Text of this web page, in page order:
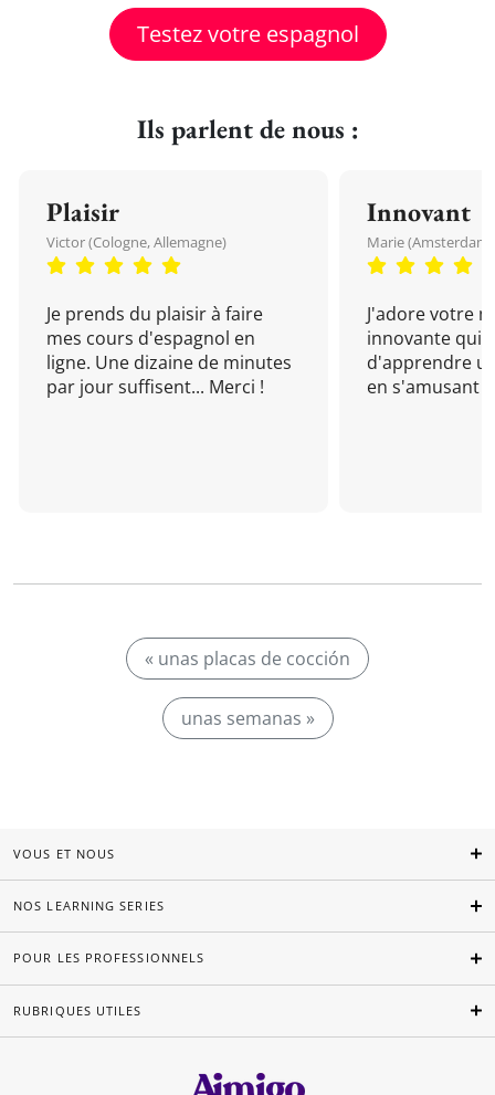
Testez votre espagnol
Ils parlent de nous :
Plaisir
Victor (Cologne, Allemagne)
Je prends du plaisir à faire
mes cours d'espagnol en
ligne. Une dizaine de minutes
par jour suffisent... Merci !
Innovant
Marie (Amsterdam,
J'adore votre
innovante qui
d'apprendre
en s'amusant !
« unas placas de cocción
unas semanas »
VOUS ET NOUS
NOS LEARNING SERIES
POUR LES PROFESSIONNELS
RUBRIQUES UTILES